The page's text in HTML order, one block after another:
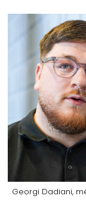
Georgi Dadiani,